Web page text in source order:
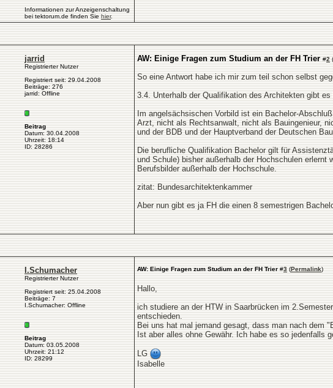
Informationen zur Anzeigenschaltung
bei tektorum.de finden Sie hier.
jarrid
Registrierter Nutzer
Registriert seit: 29.04.2008
Beiträge: 276
jarrid: Offline
Beitrag
Datum: 30.04.2008
Uhrzeit: 18:14
ID: 28286
AW: Einige Fragen zum Studium an der FH Trier #2 (
So eine Antwort habe ich mir zum teil schon selbst
3.4. Unterhalb der Qualifikation des Architekten gibt
Im angelsächsischen Vorbild ist ein Bachelor-
Arzt, nicht als Rechtsanwalt, nicht als Bauingenieur,
und der BDB und der Hauptverband der Deutschen
Die berufliche Qualifikation Bachelor gilt für
und Schule) bisher außerhalb der Hochschulen
Berufsbilder außerhalb der Hochschule.
zitat: Bundesarchitektenkammer
Aber nun gibt es ja FH die einen 8 semestrigen
I.Schumacher
Registrierter Nutzer
Registriert seit: 25.04.2008
Beiträge: 7
I.Schumacher: Offline
Beitrag
Datum: 03.05.2008
Uhrzeit: 21:12
ID: 28299
AW: Einige Fragen zum Studium an der FH Trier #3 (Permalink)
Hallo,
ich studiere an der HTW in Saarbrücken im
entschieden.
Bei uns hat mal jemand gesagt, dass man nach dem
Ist aber alles ohne Gewähr. Ich habe es so jedenfalls
LG
Isabelle